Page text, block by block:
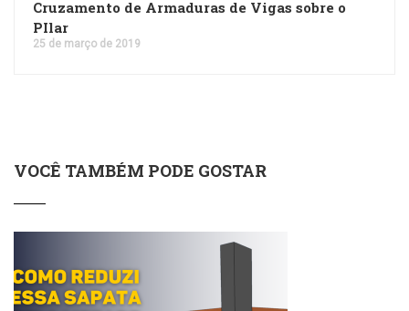
Cruzamento de Armaduras de Vigas sobre o
PIlar
25 de março de 2019
VOCÊ TAMBÉM PODE GOSTAR